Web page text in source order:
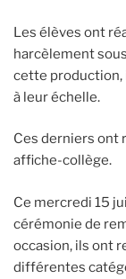
Les élèves ont
harcèlement
cette production,
à leur échelle.
Ces derniers ont
affiche-collège.
Ce mercredi 15
cérémonie de
occasion, ils ont
différentes